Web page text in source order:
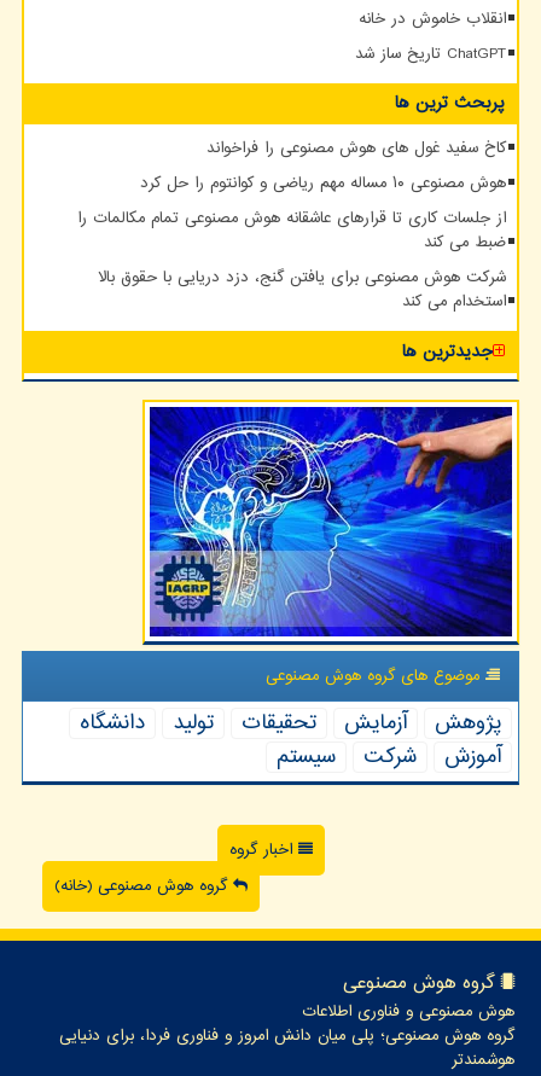
انقلاب خاموش در خانه
ChatGPT تاریخ ساز شد
پربحث ترین ها
کاخ سفید غول های هوش مصنوعی را فراخواند
هوش مصنوعی ۱۰ مساله مهم ریاضی و کوانتوم را حل کرد
از جلسات کاری تا قرارهای عاشقانه هوش مصنوعی تمام مکالمات را
ضبط می کند
شرکت هوش مصنوعی برای یافتن گنج، دزد دریایی با حقوق بالا
استخدام می کند
جدیدترین ها
موضوع های گروه هوش مصنوعی
پژوهش آزمایش تحقیقات تولید
دانشگاه
آموزش
شركت سیستم
اخبار گروه
گروه هوش مصنوعی (خانه)
گروه هوش مصنوعی
هوش مصنوعی و فناوری اطلاعات
گروه هوش مصنوعی؛ پلی میان دانش امروز و فناوری فردا، برای دنیایی
هوشمندتر